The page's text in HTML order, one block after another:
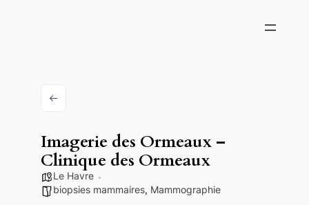
Imagerie des Ormeaux –
Clinique des Ormeaux
Le Havre
biopsies mammaires, Mammographie